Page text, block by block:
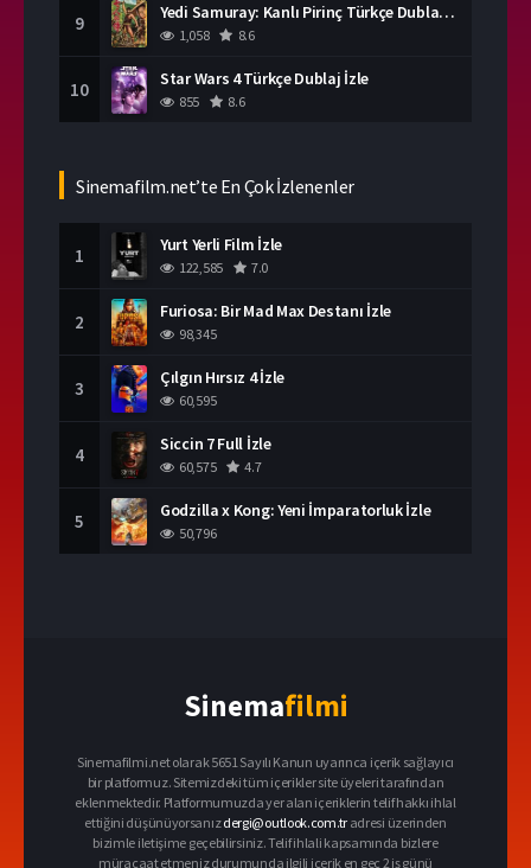
9 Yedi Samuray: Kanlı Pirinç Türkçe Dublaj İzle
1,058 8.6
10 Star Wars 4 Türkçe Dublaj İzle
855 8.6
Sinemafilm.net’te En Çok İzlenenler
1 Yurt Yerli Film İzle
122,585 7.0
2 Furiosa: Bir Mad Max Destanı İzle
98,345
3 Çılgın Hırsız 4 İzle
60,595
4 Siccin 7 Full İzle
60,575 4.7
5 Godzilla x Kong: Yeni İmparatorluk İzle
50,796
Sinemafilmi
Sinemafilmi.net olarak 5651 Sayılı Kanun uyarınca içerik sağlayıcı
bir platformuz. Sitemizdeki tüm içerikler site üyeleri tarafından
eklenmektedir. Platformumuzda yer alan içeriklerin telif hakkı ihlal
ettiğini düşünüyorsanızdergi@outlook.com.tr adresi üzerinden
bizimle iletişime geçebilirsiniz. Telif ihlali kapsamında bizlere
müracaat etmeniz durumunda ilgili içerik en geç 2 iş günü